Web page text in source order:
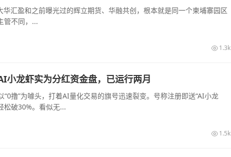
汇盈和之前曝光过的辉立期货、华融共创，根本就是同一个柬埔寨园区
管不同，...
1.3k
龙虾实为分红资金盘，已运行两月
撸”为噱头，打着AI量化交易的旗号迅速裂变。号称注册即送“AI小龙
松破30%。看似无...
1.5k